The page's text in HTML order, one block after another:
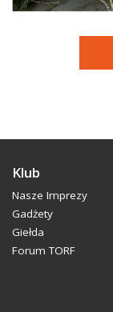
Klub
Nasze Imprezy
Gadżety
Giełda
Forum TORF